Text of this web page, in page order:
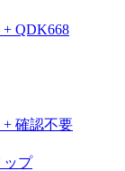
QDK668
+ 確認不要
ップ